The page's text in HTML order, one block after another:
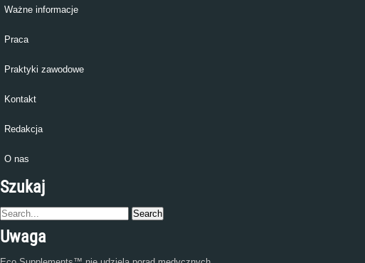
Ważne informacje
Praca
Praktyki zawodowe
Kontakt
Redakcja
O nas
Szukaj
Uwaga